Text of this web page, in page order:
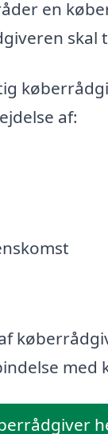
en
skal
af:
med